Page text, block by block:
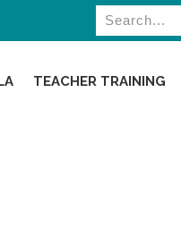
TEACHER TRAINING